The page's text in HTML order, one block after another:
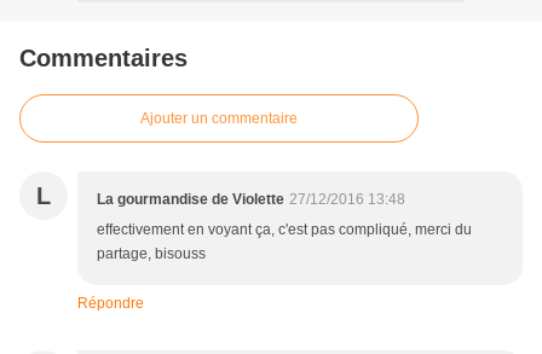
Commentaires
Ajouter un commentaire
L La gourmandise de Violette 27/12/2016 13:48
effectivement en voyant ça, c'est pas compliqué, merci du
partage, bisouss
Répondre